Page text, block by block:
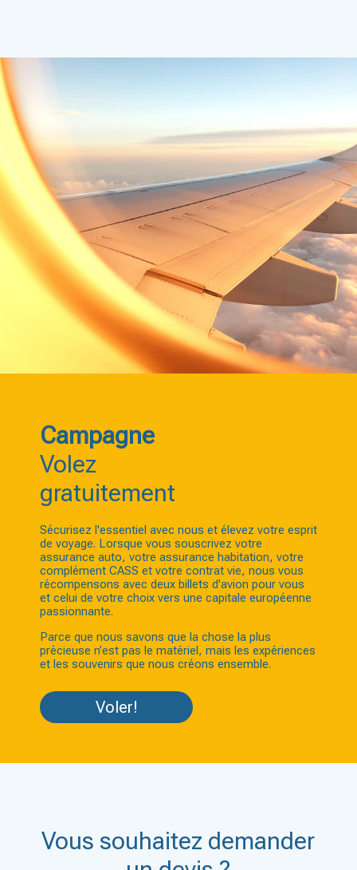
Campagne
Volez
gratuitement
Sécurisez l'essentiel avec nous et élevez votre esprit
de voyage. Lorsque vous souscrivez votre
assurance auto, votre assurance habitation, votre
complément CASS et votre contrat vie, nous vous
récompensons avec deux billets d'avion pour vous
et celui de votre choix vers une capitale européenne
passionnante.
Parce que nous savons que la chose la plus
précieuse n’est pas le matériel, mais les expériences
et les souvenirs que nous créons ensemble.
Voler!
Vous souhaitez demander